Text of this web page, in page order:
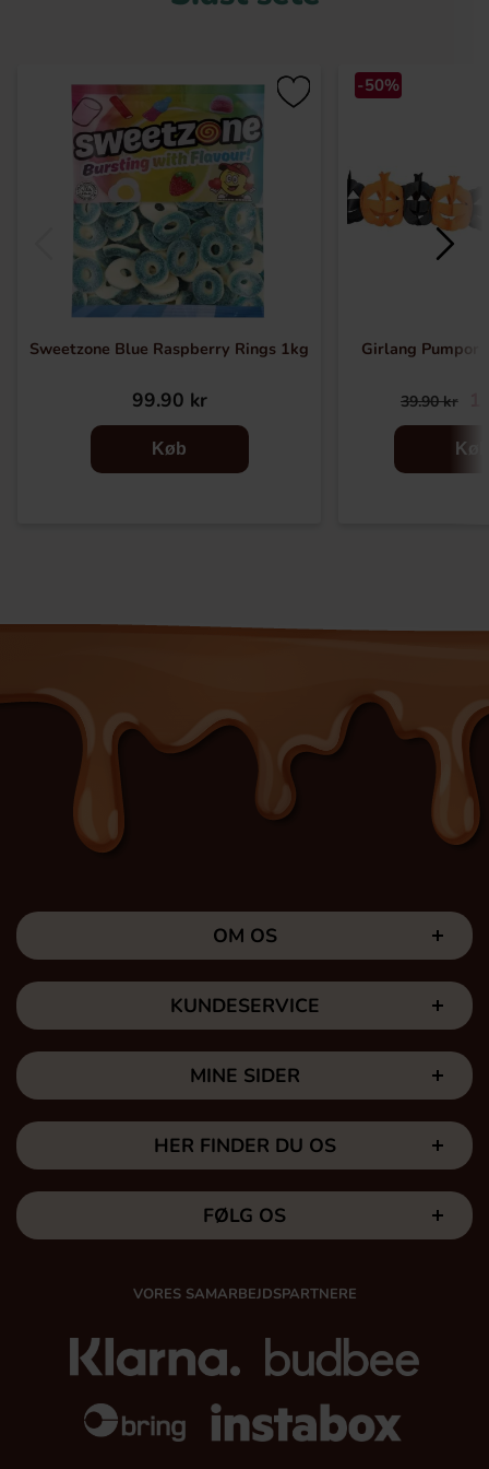
Sweetzone Blue Raspberry Rings 1kg
99.90 kr
Køb
-50%
Girlang Pumpor
39.90 kr
Køb
OM OS
KUNDESERVICE
MINE SIDER
HER FINDER DU OS
FØLG OS
VORES SAMARBEJDSPARTNERE